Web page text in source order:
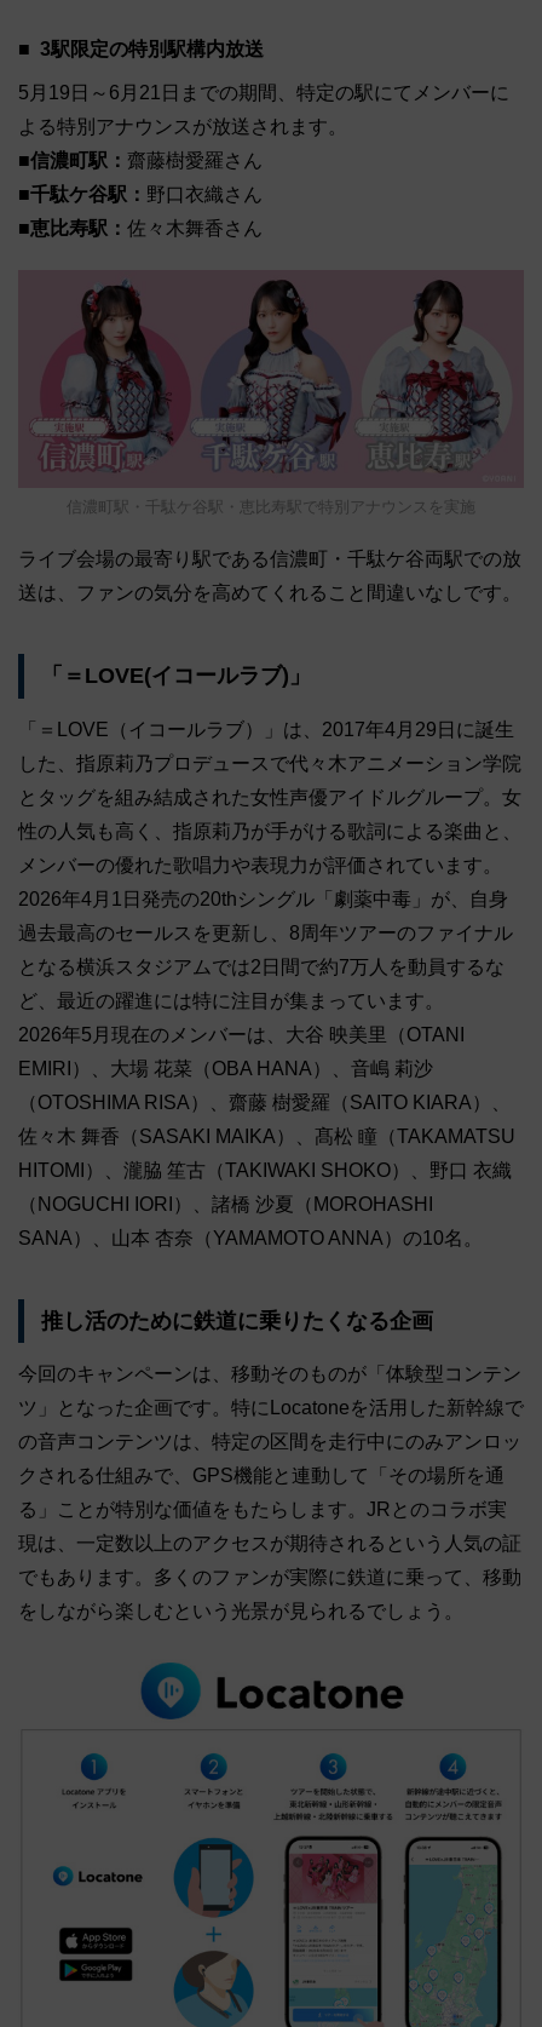
3駅限定の特別駅構内放送
5月19日～6月21日までの期間、特定の駅にてメンバーに
よる特別アナウンスが放送されます。
■信濃町駅： 齋藤樹愛羅さん
■千駄ケ谷駅： 野口衣織さん
■恵比寿駅： 佐々木舞香さん
信濃町駅・千駄ケ谷駅・恵比寿駅で特別アナウンスを実施
ライブ会場の最寄り駅である信濃町・千駄ケ谷両駅での放
送は、ファンの気分を高めてくれること間違いなしです。
「＝LOVE(イコールラブ)」
「＝LOVE（イコールラブ）」は、2017年4月29日に誕生
した、指原莉乃プロデュースで代々木アニメーション学院
とタッグを組み結成された女性声優アイドルグループ。女
性の人気も高く、指原莉乃が手がける歌詞による楽曲と、
メンバーの優れた歌唱力や表現力が評価されています。
2026年4月1日発売の20thシングル「劇薬中毒」が、自身
過去最高のセールスを更新し、8周年ツアーのファイナル
となる横浜スタジアムでは2日間で約7万人を動員するな
ど、最近の躍進には特に注目が集まっています。
2026年5月現在のメンバーは、大谷 映美里（OTANI
EMIRI）、大場 花菜（OBA HANA）、音嶋 莉沙
（OTOSHIMA RISA）、齋藤 樹愛羅（SAITO KIARA）、
佐々木 舞香（SASAKI MAIKA）、髙松 瞳（TAKAMATSU
HITOMI）、瀧脇 笙古（TAKIWAKI SHOKO）、野口 衣織
（NOGUCHI IORI）、諸橋 沙夏（MOROHASHI
SANA）、山本 杏奈（YAMAMOTO ANNA）の10名。
推し活のために鉄道に乗りたくなる企画
今回のキャンペーンは、移動そのものが「体験型コンテン
ツ」となった企画です。特にLocatoneを活用した新幹線で
の音声コンテンツは、特定の区間を走行中にのみアンロッ
クされる仕組みで、GPS機能と連動して「その場所を通
る」ことが特別な価値をもたらします。JRとのコラボ実
現は、一定数以上のアクセスが期待されるという人気の証
でもあります。多くのファンが実際に鉄道に乗って、移動
をしながら楽しむという光景が見られるでしょう。